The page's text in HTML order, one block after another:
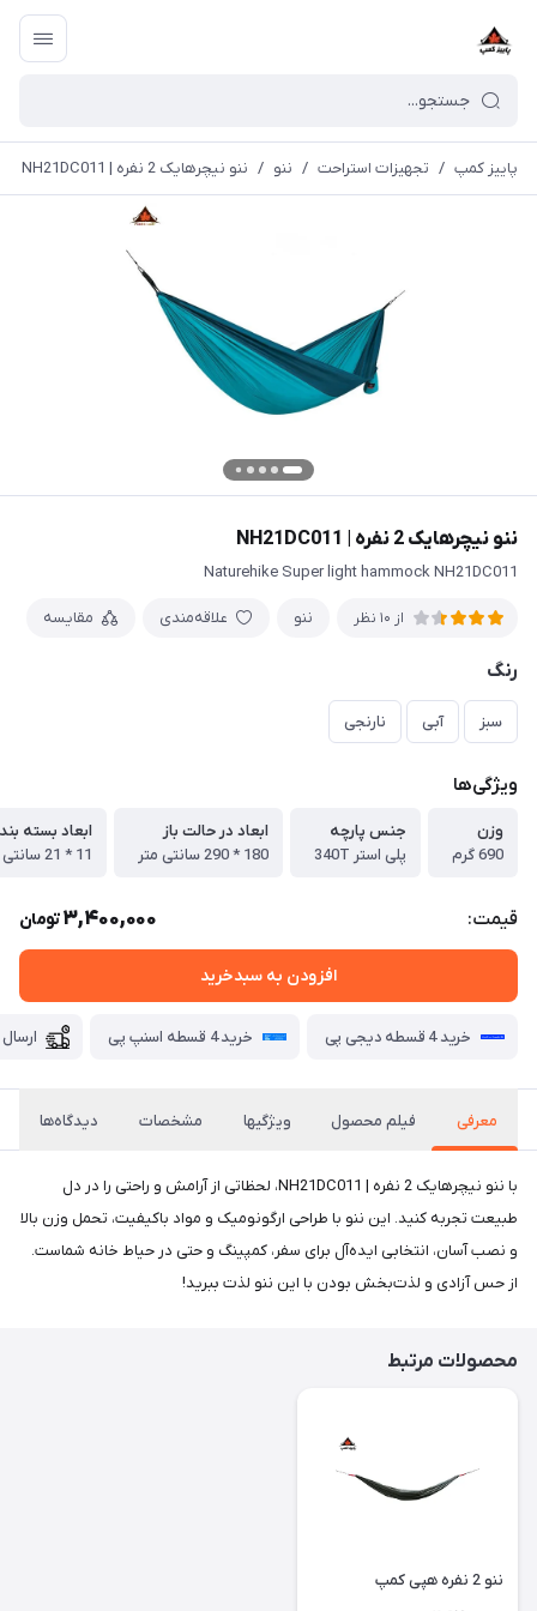
پاییز کمپ / تجهیزات استراحت / ننو / ننو نیچرهایک 2 نفره | NH21DC011
ننو نیچرهایک 2 نفره | NH21DC011
Naturehike Super light hammock NH21DC011
از 10 نظر ننو علاقه‌مندی مقایسه
رنگ
سبز آبی نارنجی
ویژگی‌ها
وزن
690 گرم
جنس پارچه
پلی استر 340T
ابعاد در حالت باز
180 * 290 سانتی متر
ابعاد بسته
11 * 21 سانتی متر
قیمت: 3,400,000تومان
افزودن به سبدخرید
خرید 4 قسطه دیجی پی خرید 4 قسطه اسنپ پی
معرفی فیلم محصول ویژگیها مشخصات دیدگاه‌ها
با ننو نیچرهایک 2 نفره | NH21DC011، لحظاتی از آرامش و راحتی را در دل
طبیعت تجربه کنید. این ننو با طراحی ارگونومیک و مواد باکیفیت، تحمل وزن بالا
و نصب آسان، انتخابی ایده‌آل برای سفر، کمپینگ و حتی در حیاط خانه شماست.
از حس آزادی و لذت‌بخش بودن با این ننو لذت ببرید!
محصولات مرتبط
ننو 2 نفره هپی کمپ